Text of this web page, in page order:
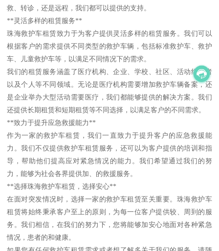
救、转诊，还是远程，我们都可以提供的支持。
**灵活多样的租赁服务**
珠海救护车租赁致力于为客户提供灵活多样的租赁服务。我们可以
根据客户的需求提供不同类型的救护车辆，包括标准救护车、救护
车、儿童救护车等，以满足不同情况下的需求。
我们的租赁服务涵盖了医疗机构、企业、学校、社区、活动组织者
以及个人等不同领域。无论是医疗机构需要增加救护车辆备案，还
是企业举办大型活动需要医疗，我们都能够提供的解决方案。我们
还提供长期租赁和短期租赁等不同选择，以满足客户的不同需求。
**致力于提升应急救援能力**
作为一家的救护车租赁，我们一直致力于提升客户的应急救援能
力。我们不仅提供救护车租赁服务，还可以为客户提供的培训和指
导，帮助他们提高应对紧急情况的能力。我们希望通过我们的努
力，能够为社会各界提供加、的救援服务。
**选择珠海救护车租赁，选择安心**
在面对突发情况时，选择一家的救护车租赁至关重要。珠海救护车
租赁将始终秉承客户至上的原则，为每一位客户提供较、周到的服
务。我们相信，在我们的努力下，您将能够加安心地面对各种紧急
情况，患者的和健康。